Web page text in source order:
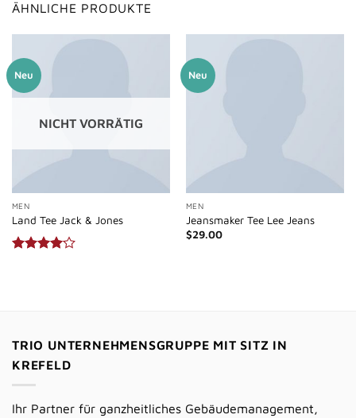
ÄHNLICHE PRODUKTE
Neu
NICHT VORRÄTIG
MEN
Land Tee Jack & Jones
Neu
MEN
Jeansmaker Tee Lee Jeans
$29.00
TRIO UNTERNEHMENSGRUPPE MIT SITZ IN
KREFELD
Ihr Partner für ganzheitliches Gebäudemanagement,